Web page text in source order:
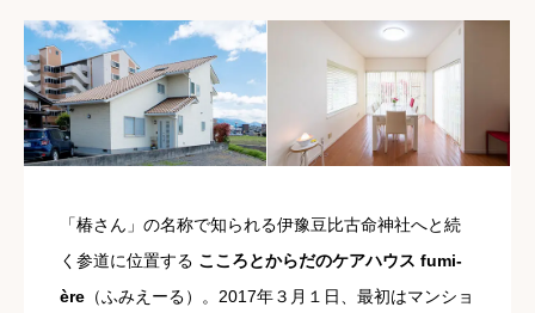
「椿さん」の名称で知られる伊豫豆比古命神社へと続
く参道に位置する こころとからだのケアハウス fumi-
ère （ふみえーる）。2017年３月１日、最初はマンショ